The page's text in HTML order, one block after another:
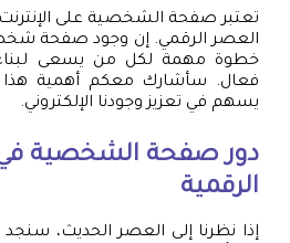
تعتبر صفحة الشخصية على
العصر الرقمي. إن وجود صفحة
خطوة مهمة لكل من يسعى
فعال. سأشارك معكم أهمية هذا
يسهم في تعزيز وجودنا الإلكتروني.
دور صفحة الشخصية في
الرقمية
إذا نظرنا إلى العصر الحديث، سنجد